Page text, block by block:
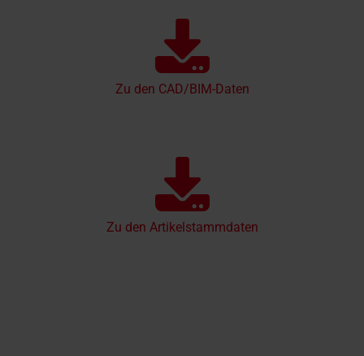
Zu den CAD/BIM-Daten
Zu den Artikelstammdaten